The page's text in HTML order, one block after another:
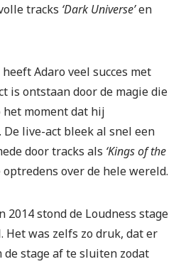
tracks ‘Dark Universe’en
Adaro veel succes met
is ontstaan door de magie die
moment dat hij
live-act bleek al snel een
door tracks als ‘Kings of the
over de hele wereld.
2014 stond de Loudness stage
Het was zelfs zo druk, dat er
stage af te sluiten zodat